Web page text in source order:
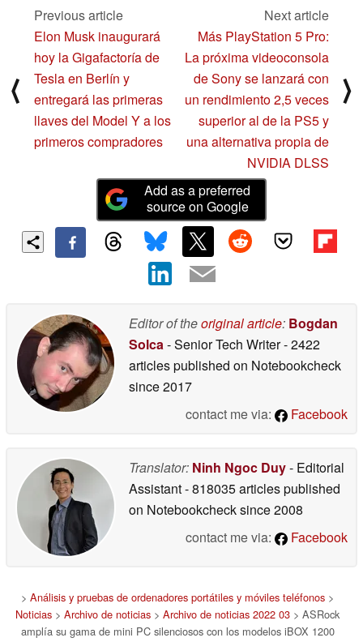
⟨
Previous article
Elon Musk inaugurará
hoy la Gigafactoría de
Tesla en Berlín y
entregará las primeras
llaves del Model Y a los
primeros compradores
Next article
Más PlayStation 5 Pro:
La próxima videoconsola
de Sony se lanzará con
un rendimiento 2,5 veces
superior al de la PS5 y
una alternativa propia de
NVIDIA DLSS
⟩
Add as a preferred
source on Google
Editor of theoriginal article: Bogdan
Solca- Senior Tech Writer- 2422
articles published on Notebookcheck
since 2017
contact me via:
Facebook
Translator: Ninh Ngoc Duy- Editorial
Assistant- 818035 articles published
on Notebookchecksince 2008
contact me via:
Facebook
> Análisis y pruebas de ordenadores portátiles y móviles teléfonos >
Noticias > Archivo de noticias > Archivo de noticias 2022 03 > ASRock
amplía su gama de mini PC silenciosos con los modelos iBOX 1200